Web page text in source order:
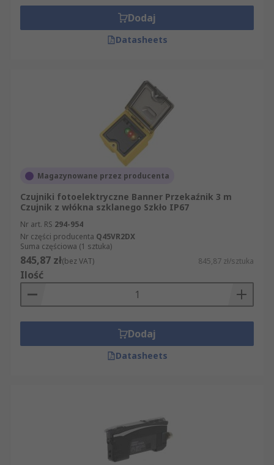
Dodaj
Datasheets
Magazynowane przez producenta
Czujniki fotoelektryczne Banner Przekaźnik 3 m
Czujnik z włókna szklanego Szkło IP67
Nr art. RS 294-954
Nr części producenta Q45VR2DX
Suma częściowa (1 sztuka)
845,87 zł(bez VAT) 845,87 zł/sztuka
Ilość
Dodaj
Datasheets